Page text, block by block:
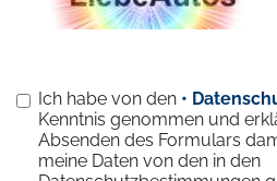
Ich habe von den •
Kenntnis genommen und
Absenden des Formulars
meine Daten von den in den